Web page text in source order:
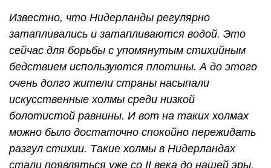
Известно, что Нидерланды регулярно
затапливались и затапливаются водой. Это
сейчас для борьбы с упомянутым стихийным
бедствием используются плотины. А до этого
очень долго жители страны насыпали
искусственные холмы среди низкой
болотистой равнины. И вот на таких холмах
можно было достаточно спокойно пережидать
разгул стихии. Такие холмы в Нидерландах
стали появляться уже со II века до нашей эры.